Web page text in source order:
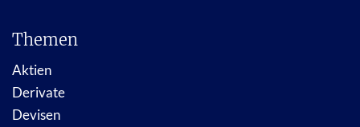
Themen
Aktien
Derivate
Devisen